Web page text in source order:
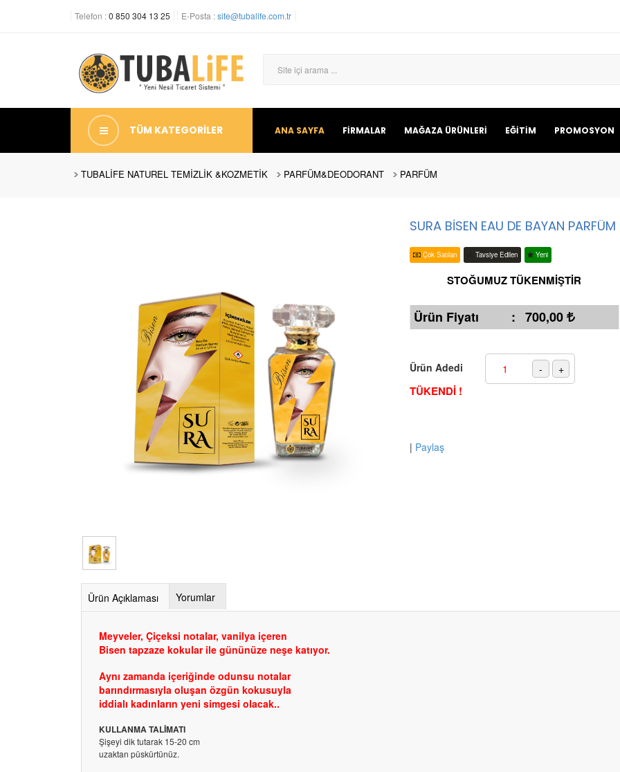
Telefon :0 850 304 13 25 E-Posta :site@tubalife.com.tr
TÜM KATEGORİLER ANA SAYFA FİRMALAR MAĞAZA ÜRÜNLERİ EĞİTİM PROMOSYON
TUBALİFE NATUREL TEMİZLİK &KOZMETİK PARFÜM&DEODORANT PARFÜM
SURA BİSEN EAU DE BAYAN
Çok Satılan Tavsiye Edilen Yeni
STOĞUMUZ TÜKENMİŞTİR
Ürün Fiyatı : 700,00
Ürün Adedi
TÜKENDİ !
| Paylaş
Ürün Açıklaması Yorumlar
Meyveler, Çiçeksi notalar, vanilya içeren
Bisen tapzaze kokular ile gününüze neşe katıyor.
Aynı zamanda içeriğinde odunsu notalar
barındırmasıyla oluşan özgün kokusuyla
iddialı kadınların yeni simgesi olacak..
KULLANMA TALİMATI
Şişeyi dik tutarak 15-20 cm
uzaktan püskürtünüz.